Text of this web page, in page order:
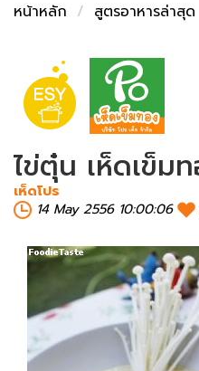
หน้าหลัก
สูตรอาหารล่าสุด
ไข่ตุ๋น เห็ดเข็ม
เห็ดโปร
14 May 2556 10:00:06